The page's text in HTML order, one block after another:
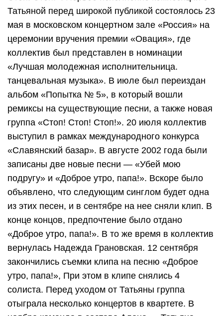
Татьяной перед широкой публикой состоялось 23
мая в московском концертном зале «Россия» на
церемонии вручения премии «Овация», где
коллектив был представлен в номинации
«Лучшая молодежная исполнительница.
танцевальная музыка». В июле был переиздан
альбом «Попытка № 5», в который вошли
ремиксы на существующие песни, а также новая
группа «Стоп! Стоп! Стоп!». 20 июля коллектив
выступил в рамках международного конкурса
«Славянский базар». В августе 2002 года были
записаны две новые песни — «Убей мою
подругу» и «Доброе утро, папа!». Вскоре было
объявлено, что следующим синглом будет одна
из этих песен, и в сентябре на нее сняли клип. В
конце концов, предпочтение было отдано
«Доброе утро, папа!». В то же время в коллектив
вернулась Надежда Грановская. 12 сентября
закончились съемки клипа на песню «Доброе
утро, папа!», При этом в клипе снялись 4
солиста. Перед уходом от Татьяны группа
отыграла несколько концертов в квартете. В